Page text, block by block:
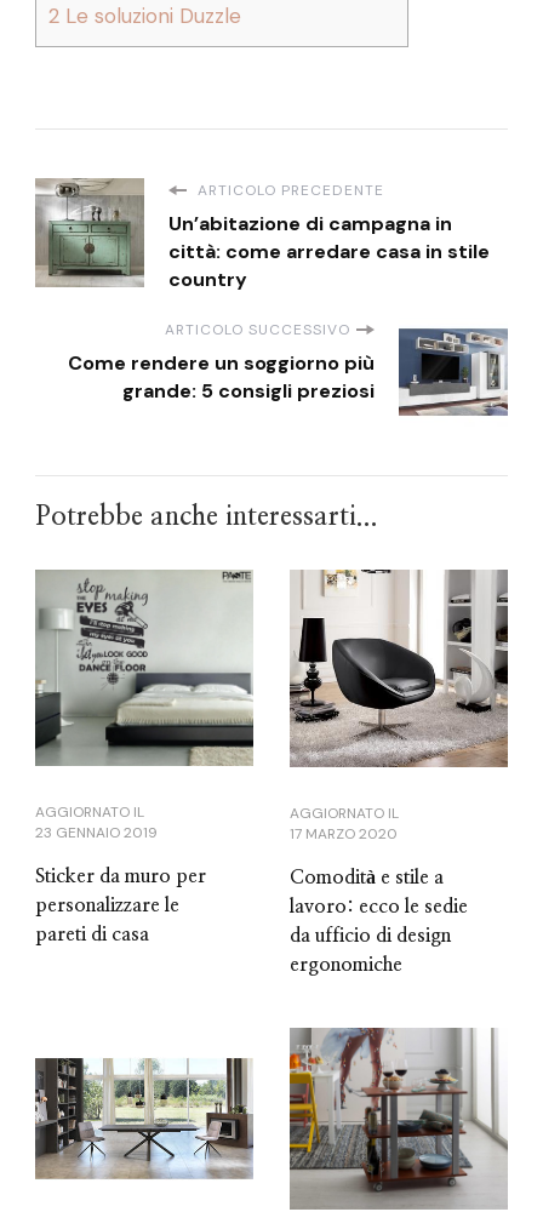
2 Le soluzioni Duzzle
ARTICOLO PRECEDENTE
Un’abitazione di campagna in
città: come arredare casa in stile
country
ARTICOLO SUCCESSIVO
Come rendere un soggiorno più
grande: 5 consigli preziosi
Potrebbe anche interessarti...
AGGIORNATO IL
23 GENNAIO 2019
Sticker da muro per
personalizzare le
pareti di casa
AGGIORNATO IL
17 MARZO 2020
Comodità e stile a
lavoro: ecco le sedie
da ufficio di design
ergonomiche